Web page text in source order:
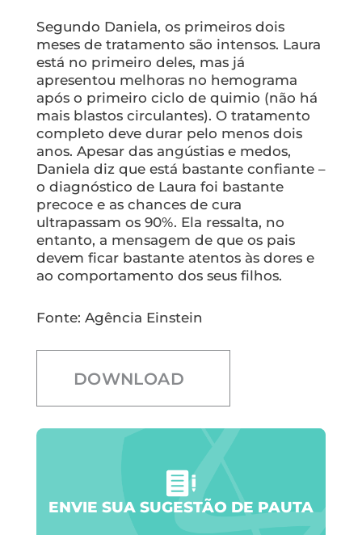
Segundo Daniela, os primeiros dois
meses de tratamento são intensos. Laura
está no primeiro deles, mas já
apresentou melhoras no hemograma
após o primeiro ciclo de quimio (não há
mais blastos circulantes). O tratamento
completo deve durar pelo menos dois
anos. Apesar das angústias e medos,
Daniela diz que está bastante confiante –
o diagnóstico de Laura foi bastante
precoce e as chances de cura
ultrapassam os 90%. Ela ressalta, no
entanto, a mensagem de que os pais
devem ficar bastante atentos às dores e
ao comportamento dos seus filhos.
Fonte: Agência Einstein
DOWNLOAD
ENVIE SUA SUGESTÃO DE PAUTA